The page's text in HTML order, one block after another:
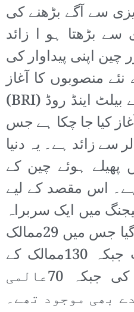
سے آگے بڑھنے کی
بڑھتا ہو ا زائد
چین اپنی پیداوار کی
منصوبوں کا آغاز
کر رہا ہے۔ اس کے لیے بیلٹ اینڈ روڈ (BRI)
کیا جا چکا ہے جس
ڈالر سے زائد ہے۔ یہ دنیا
ہوئے چین کے
اس مقصد کے لیے
کو بیجنگ میں ایک سربراہ
اجلاس بھی منعقد کیا گیا جس میں 29ممالک
کے سربراہان مملکت جبکہ 130ممالک کے
نمائندوں نے شرکت کی جبکہ 70عالمی
بھی موجود تھے۔